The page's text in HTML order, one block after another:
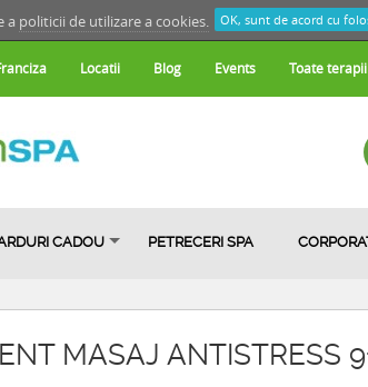
a politicii de utilizare a cookies. OK, sunt de acord cu
Locatii Blog Events Toate
CADOU PETRECERI SPA
MASAJ ANTISTRESS